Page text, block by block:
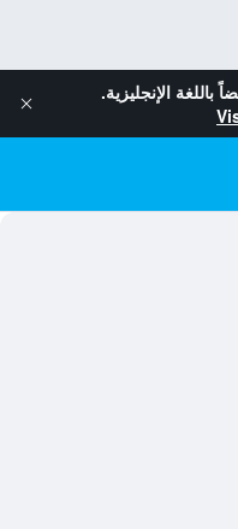
باللغة الإنجليزية.